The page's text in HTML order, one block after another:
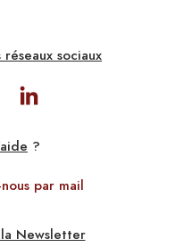
réseaux sociaux
?
par mail
Newsletter